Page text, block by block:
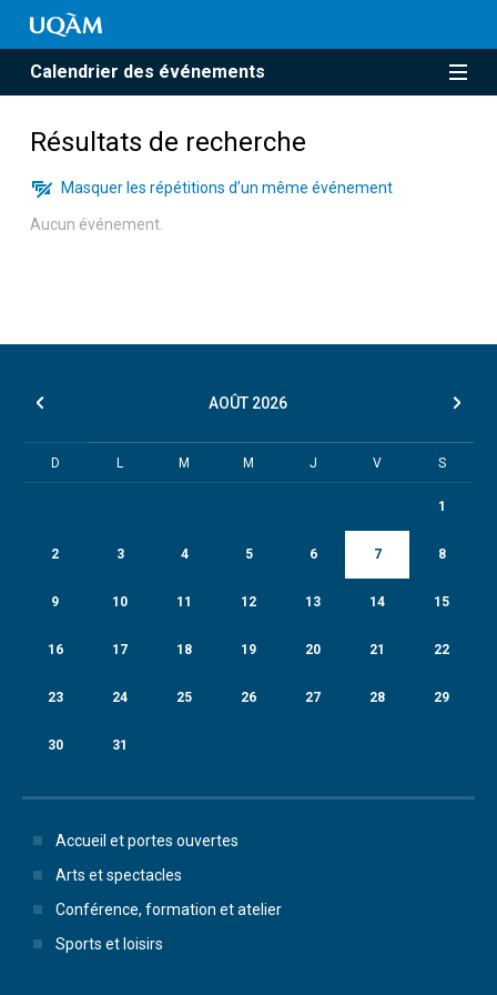
Calendrier des événements
Résultats de recherche
Masquer les répétitions d’un même événement
Aucun événement.
AOÛT 2026
D L M M J V S
1
2 3 4 5 6 7 8
9 10 11 12 13 14 15
16 17 18 19 20 21 22
23 24 25 26 27 28 29
30 31
Accueil et portes ouvertes
Arts et spectacles
Conférence, formation et atelier
Sports et loisirs